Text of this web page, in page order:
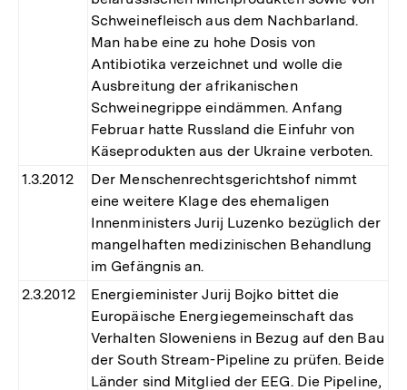
Schweinefleisch aus dem Nachbarland.
Man habe eine zu hohe Dosis von
Antibiotika verzeichnet und wolle die
Ausbreitung der afrikanischen
Schweinegrippe eindämmen. Anfang
Februar hatte Russland die Einfuhr von
Käseprodukten aus der Ukraine verboten.
1.3.2012
Der Menschenrechtsgerichtshof nimmt
eine weitere Klage des ehemaligen
Innenministers Jurij Luzenko bezüglich der
mangelhaften medizinischen Behandlung
im Gefängnis an.
2.3.2012
Energieminister Jurij Bojko bittet die
Europäische Energiegemeinschaft das
Verhalten Sloweniens in Bezug auf den Bau
der South Stream-Pipeline zu prüfen. Beide
Länder sind Mitglied der EEG. Die Pipeline,